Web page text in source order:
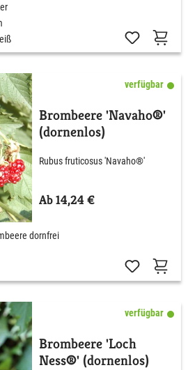
verfügbar
Brombeere 'Navaho®'
(dornenlos)
Rubus fruticosus 'Navaho®'
Ab 14,24 €
dornfrei
verfügbar
Brombeere 'Loch
Ness®' (dornenlos)